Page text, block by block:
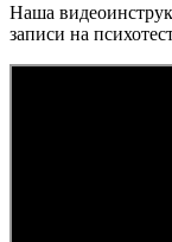
Наша
записи на